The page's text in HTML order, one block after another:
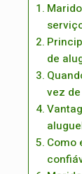
de
vez
Como